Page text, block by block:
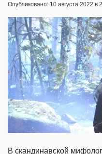
Опубликовано: 10 августа 2022 в
В скандинавской